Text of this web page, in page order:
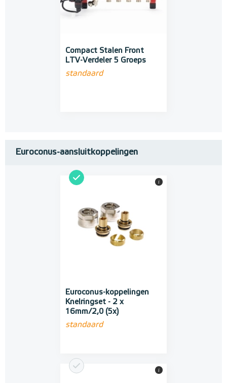
Compact Stalen Front
LTV-Verdeler 5 Groeps
standaard
Euroconus-aansluitkoppelingen
Euroconus-koppelingen
Knelringset - 2 x
16mm/2,0 (5x)
standaard
i
i